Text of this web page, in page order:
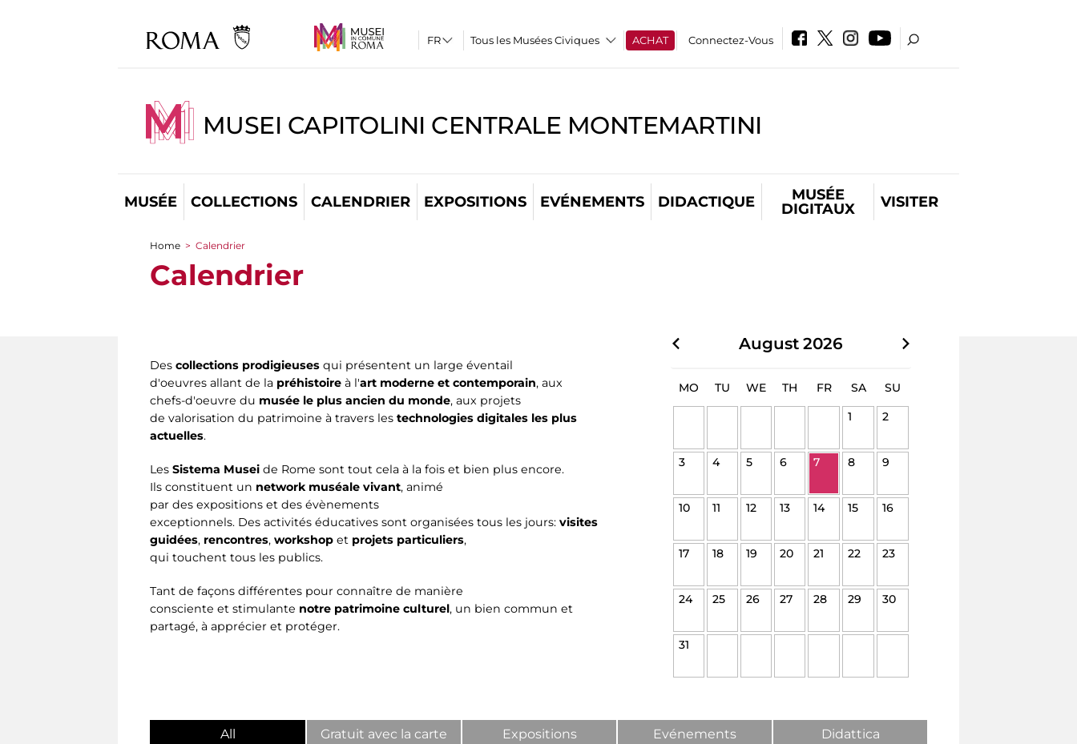
Tous les Musées Civiques ACHAT Connectez-Vous
MUSEI CAPITOLINI CENTRALE MONTEMARTINI
MUSÉE COLLECTIONS CALENDRIER EXPOSITIONS EVÉNEMENTS DIDACTIQUE
MUSÉE
DIGITAUX
VISITER
You are here
Home > Calendrier
Calendrier
Des collections prodigieuses qui présentent un large éventail
d'oeuvres allant de la préhistoire à l'art moderne et contemporain, aux
chefs-d'oeuvre du musée le plus ancien du monde, aux projets
de valorisation du patrimoine à travers les technologies digitales les plus
actuelles.
Les Sistema Musei de Rome sont tout cela à la fois et bien plus encore.
Ils constituent un network muséale vivant, animé
par des expositions et des évènements
exceptionnels. Des activités éducatives sont organisées tous les jours: visites
guidées, rencontres, workshop et projets particuliers,
qui touchent tous les publics.
Tant de façons différentes pour connaître de manière
consciente et stimulante notre patrimoine culturel, un bien commun et
partagé, à apprécier et protéger.
August 2026
MO TU WE TH FR SA
SU
1
2
3 4 5 6 7 8 9
10 11 12 13 14 15 16
17 18 19 20 21 22 23
24 25 26 27 28 29 30
31
All
Gratuit avec la carte
Expositions Evénements Didattica